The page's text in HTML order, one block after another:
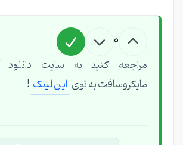
0
مراجعه کنید به سایت دانلود
مایکروسافت به توی این لینک !